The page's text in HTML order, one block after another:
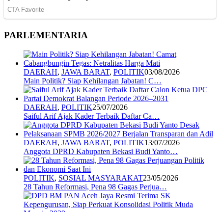
PARLEMENTARIA
DAERAH, JAWA BARAT, POLITIK03/08/2026
Main Politik? Siap Kehilangan Jabatan! C…
DAERAH, POLITIK25/07/2026
Saiful Arif Ajak Kader Terbaik Daftar Ca…
DAERAH, JAWA BARAT, POLITIK13/07/2026
Anggota DPRD Kabupaten Bekasi Budi Yanto…
POLITIK, SOSIAL MASYARAKAT23/05/2026
28 Tahun Reformasi, Pena 98 Gagas Perjua…